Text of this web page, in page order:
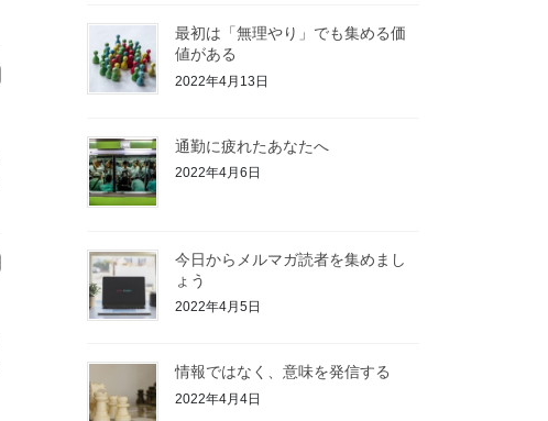
最初は「無理やり」でも集める価
値がある
2022年4月13日
通勤に疲れたあなたへ
2022年4月6日
今日からメルマガ読者を集めまし
ょう
2022年4月5日
情報ではなく、意味を発信する
2022年4月4日